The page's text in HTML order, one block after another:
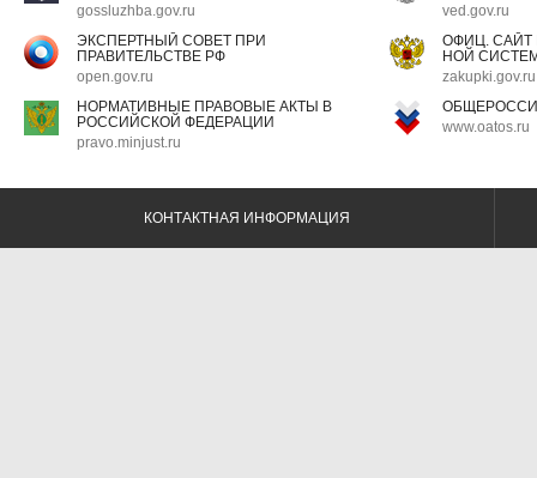
gossluzhba.gov.ru
ved.gov.ru
ЭКСПЕРТНЫЙ СОВЕТ ПРИ
ПРАВИТЕЛЬСТВЕ РФ
open.gov.ru
ОФИЦ.
НОЙ
zakupki.gov.ru
НОРМАТИВНЫЕ ПРАВОВЫЕ АКТЫ В
РОССИЙСКОЙ ФЕДЕРАЦИИ
pravo.minjust.ru
www.oatos.ru
КОНТАКТНАЯ ИНФОРМАЦИЯ